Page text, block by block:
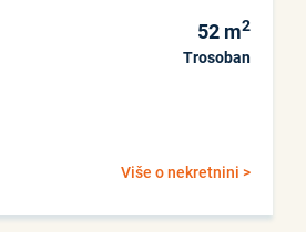
52 m2
Trosoban
Više o nekretnini >